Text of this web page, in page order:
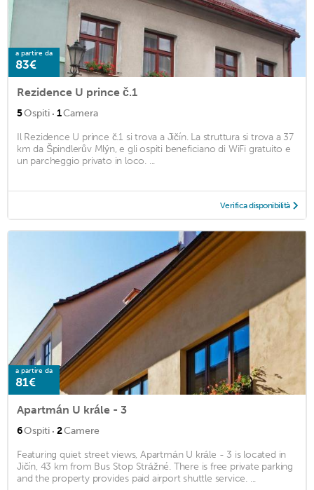
a partire da
83€
Rezidence U prince č.1
5Ospiti · 1Camera
Il Rezidence U prince č.1 si trova a Jičín. La struttura si trova a 37
km da Špindlerův Mlýn, e gli ospiti beneficiano di WiFi gratuito e
un parcheggio privato in loco. ...
Verifica disponibilità
a partire da
81€
Apartmán U krále - 3
6Ospiti · 2Camere
Featuring quiet street views, Apartmán U krále - 3 is located in
Jičín, 43 km from Bus Stop Strážné. There is free private parking
and the property provides paid airport shuttle service. ...